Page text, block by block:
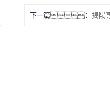
下一篇： 揭陽